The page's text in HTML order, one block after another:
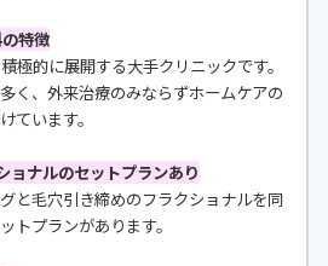
特徴
極的に展開する大手クリニックです。
く、外来治療のみならずホームケアの
ています。
ナルのセットプランあり
と毛穴引き締めのフラクショナルを同
トプランがあります。